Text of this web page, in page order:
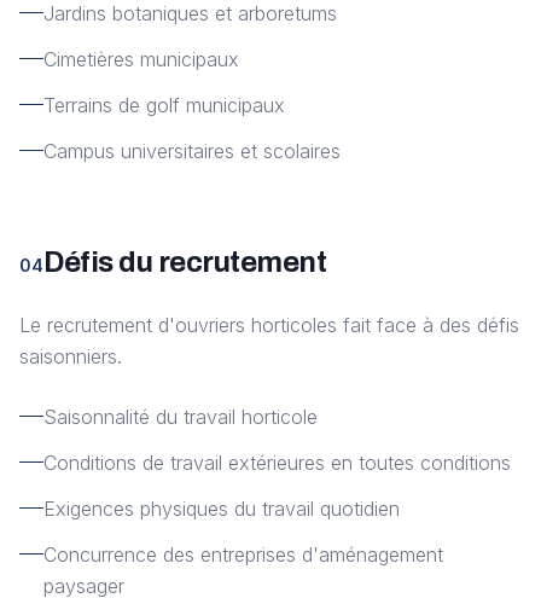
Jardins botaniques et arboretums
Cimetières municipaux
Terrains de golf municipaux
Campus universitaires et scolaires
04Défis du recrutement
Le recrutement d'ouvriers horticoles fait face à des défis
saisonniers.
Saisonnalité du travail horticole
Conditions de travail extérieures en toutes conditions
Exigences physiques du travail quotidien
Concurrence des entreprises d'aménagement
paysager